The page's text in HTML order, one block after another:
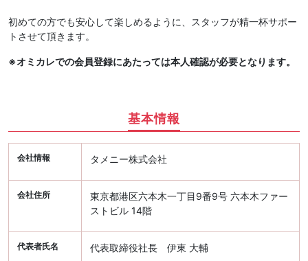
初めての方でも安心して楽しめるように、スタッフが精一杯サポー
トさせて頂きます。
※オミカレでの会員登録にあたっては本人確認が必要となります。
基本情報
会社情報 タメニー株式会社
会社住所
東京都港区六本木一丁目9番9号 六本木ファー
ストビル 14階
代表者氏名 代表取締役社長 伊東 大輔